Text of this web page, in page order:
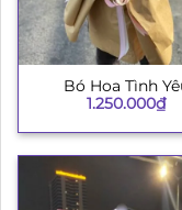
Bó Hoa Tình
1.250.000₫